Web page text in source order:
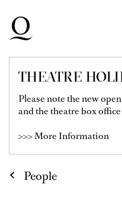
Skip to main navigation
Skip to footer
THEATRE
Please note the new
and the theatre box
>>> More Information
People